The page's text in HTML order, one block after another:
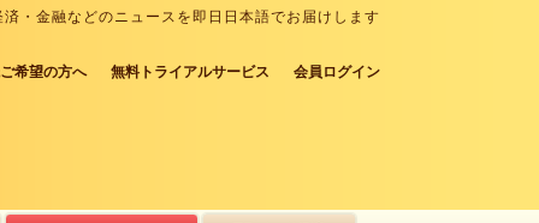
・金融などのニュースを即日日本語でお届けします
希望の方へ 無料トライアルサービス 会員ログイン